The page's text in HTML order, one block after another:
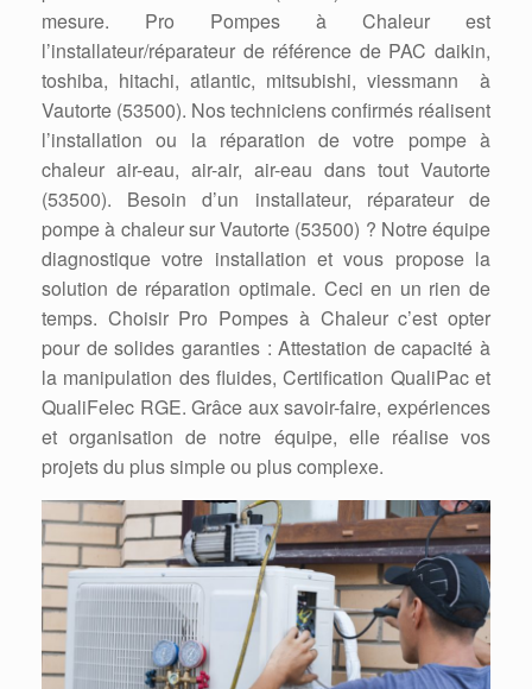
mesure. Pro Pompes à Chaleur est
l’installateur/réparateur de référence de PAC daikin,
toshiba, hitachi, atlantic, mitsubishi, viessmann à
Vautorte (53500). Nos techniciens confirmés réalisent
l’installation ou la réparation de votre pompe à
chaleur air-eau, air-air, air-eau dans tout Vautorte
(53500). Besoin d’un installateur, réparateur de
pompe à chaleur sur Vautorte (53500) ? Notre équipe
diagnostique votre installation et vous propose la
solution de réparation optimale. Ceci en un rien de
temps. Choisir Pro Pompes à Chaleur c’est opter
pour de solides garanties : Attestation de capacité à
la manipulation des fluides, Certification QualiPac et
QualiFelec RGE. Grâce aux savoir-faire, expériences
et organisation de notre équipe, elle réalise vos
projets du plus simple ou plus complexe.